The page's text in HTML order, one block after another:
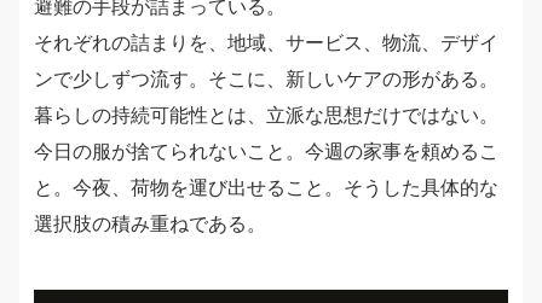
避難の手段が詰まっている。
それぞれの詰まりを、地域、サービス、物流、デザイ
ンで少しずつ流す。そこに、新しいケアの形がある。
暮らしの持続可能性とは、立派な思想だけではない。
今日の服が捨てられないこと。今週の家事を頼めるこ
と。今夜、荷物を運び出せること。そうした具体的な
選択肢の積み重ねである。